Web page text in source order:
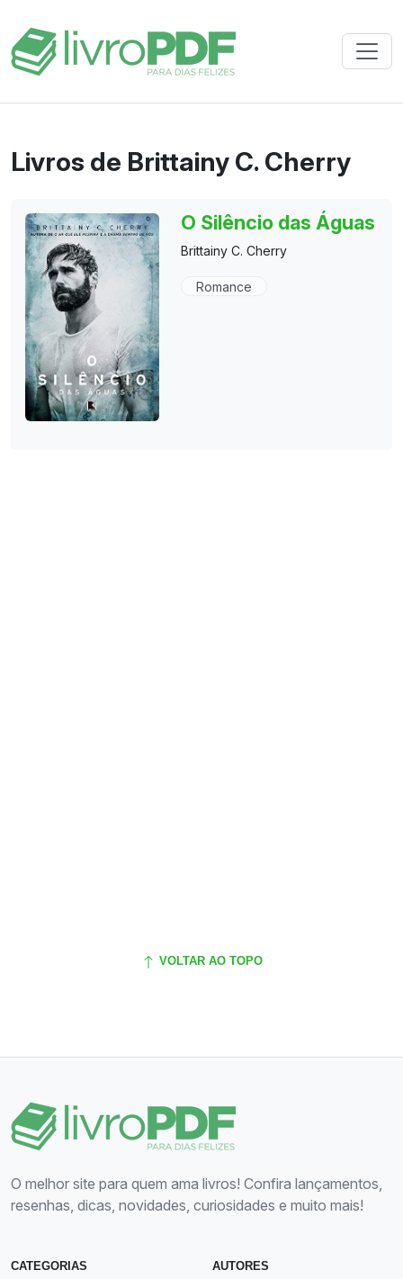
Livros de Brittainy C. Cherry
O Silêncio das Águas
Brittainy C. Cherry
Romance
VOLTAR AO TOPO
O melhor site para quem ama livros! Confira lançamentos,
resenhas, dicas, novidades, curiosidades e muito mais!
CATEGORIAS AUTORES